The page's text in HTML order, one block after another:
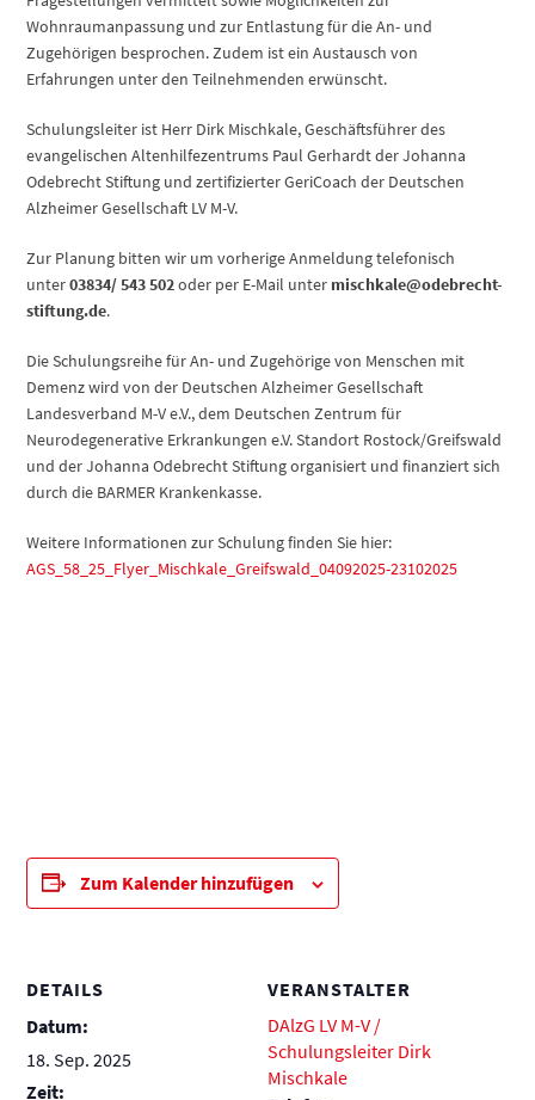
Wohnraumanpassung und zur Entlastung für die An- und
Zugehörigen besprochen. Zudem ist ein Austausch von
Erfahrungen unter den Teilnehmenden erwünscht.
Schulungsleiter ist Herr Dirk Mischkale, Geschäftsführer des
evangelischen Altenhilfezentrums Paul Gerhardt der Johanna
Odebrecht Stiftung und zertifizierter GeriCoach der Deutschen
Alzheimer Gesellschaft LV M-V.
Zur Planung bitten wir um vorherige Anmeldung telefonisch
unter03834/ 543 502oder per E-Mail unter mischkale@odebrecht-
stiftung.de.
Die Schulungsreihe für An- und Zugehörige von Menschen mit
Demenz wird von der Deutschen Alzheimer Gesellschaft
Landesverband M-V e.V., dem Deutschen Zentrum für
Neurodegenerative Erkrankungen e.V. Standort Rostock/Greifswald
und der Johanna Odebrecht Stiftung organisiert und finanziert sich
durch die BARMER Krankenkasse.
Weitere Informationen zur Schulung finden Sie hier:
AGS_58_25_Flyer_Mischkale_Greifswald_04092025-23102025
Zum Kalender hinzufügen
DETAILS
Datum:
18. Sep. 2025
Zeit:
VERANSTALTER
DAlzG LV M-V /
Schulungsleiter Dirk
Mischkale